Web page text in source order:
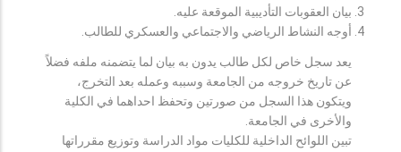
بيان العقوبات التأديبية الموقعة عليه.
أوجه النشاط الرياضي والاجتماعي والعسكري للطالب.
يعد سجل خاص لكل طالب يدون به بيان لما يتضمنه ملفه فضلاً
عن تاريخ خروجه من الجامعة وسببه وعمله بعد التخرج،
ويتكون هذا السجل من صورتين وتحفظ احداهما في الكلية
والأخرى في الجامعة.
تبين اللوائح الداخلية للكليات مواد الدراسة وتوزيع مقرراتها